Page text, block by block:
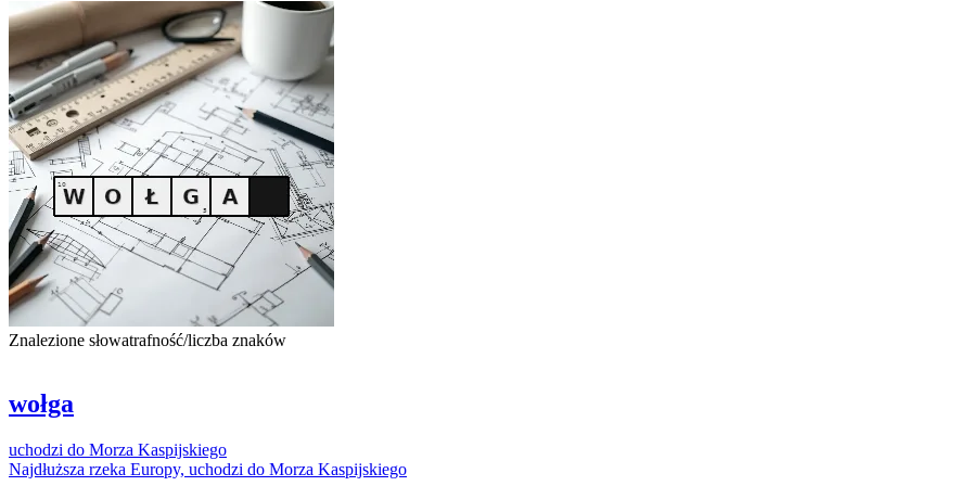
Znalezione słowatrafność/liczba znaków
wołga
uchodzi do Morza Kaspijskiego
Najdłuższa rzeka Europy, uchodzi do Morza Kaspijskiego